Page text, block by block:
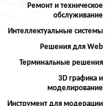
Ремонт и техническое
обслуживание
Интеллектуальные системы
Решения для Web
Терминальные решения
3D графика и
моделирование
Инструмент для модерации